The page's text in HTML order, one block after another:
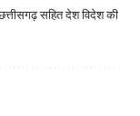
सहित देश विदेश की